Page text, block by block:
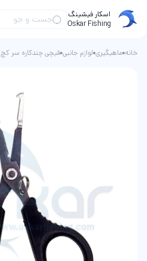
اسکار فیشینگ
Oskar Fishing
خانه ماهیگیری لوازم جانبی قیچی چندکاره سر کچ